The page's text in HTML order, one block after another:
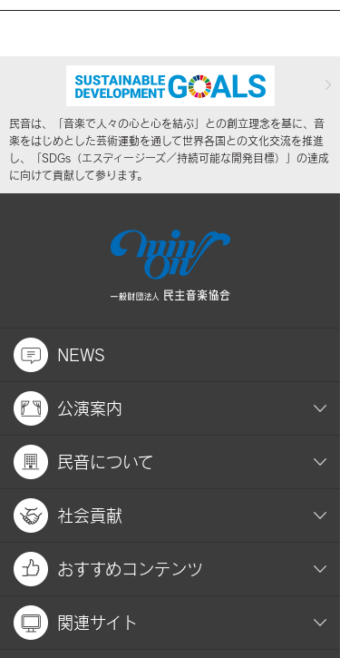
民音は、「音楽で人々の心と心を結ぶ」との創立理念を基に、音
楽をはじめとした芸術運動を通して世界各国との文化交流を推進
し、「SDGs（エスディージーズ／持続可能な開発目標）」の達成
に向けて貢献して参ります。
NEWS
公演案内
民音について
社会貢献
おすすめコンテンツ
関連サイト